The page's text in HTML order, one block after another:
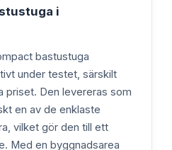
i
bastustuga
under testet, särskilt
priset. Den levereras som
en av de enklaste
vilket gör den till ett
Med en byggnadsarea